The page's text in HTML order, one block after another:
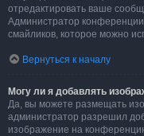
отредактировать ваше
Администратор конференции
смайликов, которое можно
Вернуться к началу
Могу ли я добавлять
Да, вы можете размещать
администратор разрешил
изображение на